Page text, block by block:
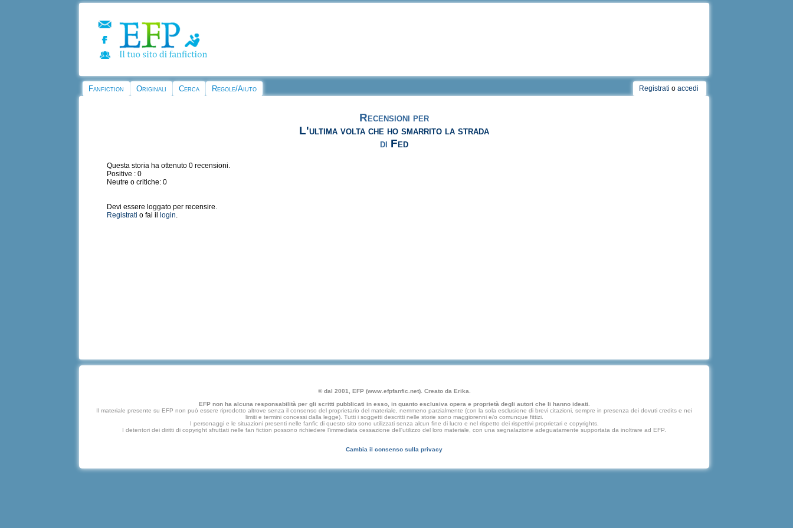
Fanfiction Originali Cerca Regole/Aiuto Registrati o accedi
Recensioni per
L'ultima volta che ho smarrito la strada
di Fed
Questa storia ha ottenuto 0 recensioni.
Positive : 0
Neutre o critiche: 0
Devi essere loggato per recensire.
Registrati o fai il login.
© dal 2001, EFP (www.efpfanfic.net). Creato da Erika.
EFP non ha alcuna responsabilità per gli scritti pubblicati in esso, in quanto esclusiva opera e proprietà degli autori che li hanno ideati.
Il materiale presente su EFP non può essere riprodotto altrove senza il consenso del proprietario del materiale, nemmeno parzialmente (con la sola esclusione di brevi citazioni, sempre in presenza dei dovuti credits e nei
limiti e termini concessi dalla legge). Tutti i soggetti descritti nelle storie sono maggiorenni e/o comunque fittizi.
I personaggi e le situazioni presenti nelle fanfic di questo sito sono utilizzati senza alcun fine di lucro e nel rispetto dei rispettivi proprietari e copyrights.
I detentori dei diritti di copyright sfruttati nelle fan fiction possono richiedere l'immediata cessazione dell'utilizzo del loro materiale, con una segnalazione adeguatamente supportata da inoltrare ad EFP.
Cambia il consenso sulla privacy